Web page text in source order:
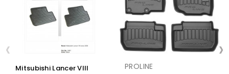
Mitsubishi Lancer VIII
PROLINE
‹ ›